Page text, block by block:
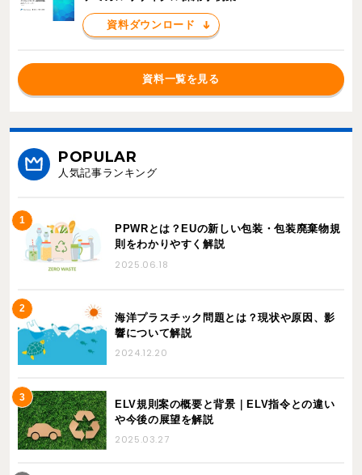
資料ダウンロード
資料一覧を見る
POPULAR
人気記事ランキング
PPWRとは？EUの新しい包装・包装廃棄物規
則をわかりやすく解説
2025.06.18
海洋プラスチック問題とは？現状や原因、影
響について解説
2024.12.20
ELV規則案の概要と背景｜ELV指令との違い
や今後の展望を解説
2025.03.27